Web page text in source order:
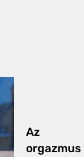
Az
orgazmus